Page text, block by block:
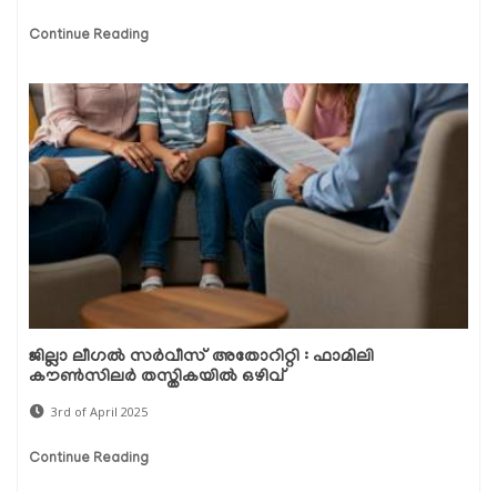
Continue Reading
ജില്ലാ ലീഗല്‍ സര്‍വീസ് അതോറിറ്റി : ഫാമിലി
കൗണ്‍സിലര്‍ തസ്തികയിൽ ഒഴിവ്
3rd of April 2025
Continue Reading